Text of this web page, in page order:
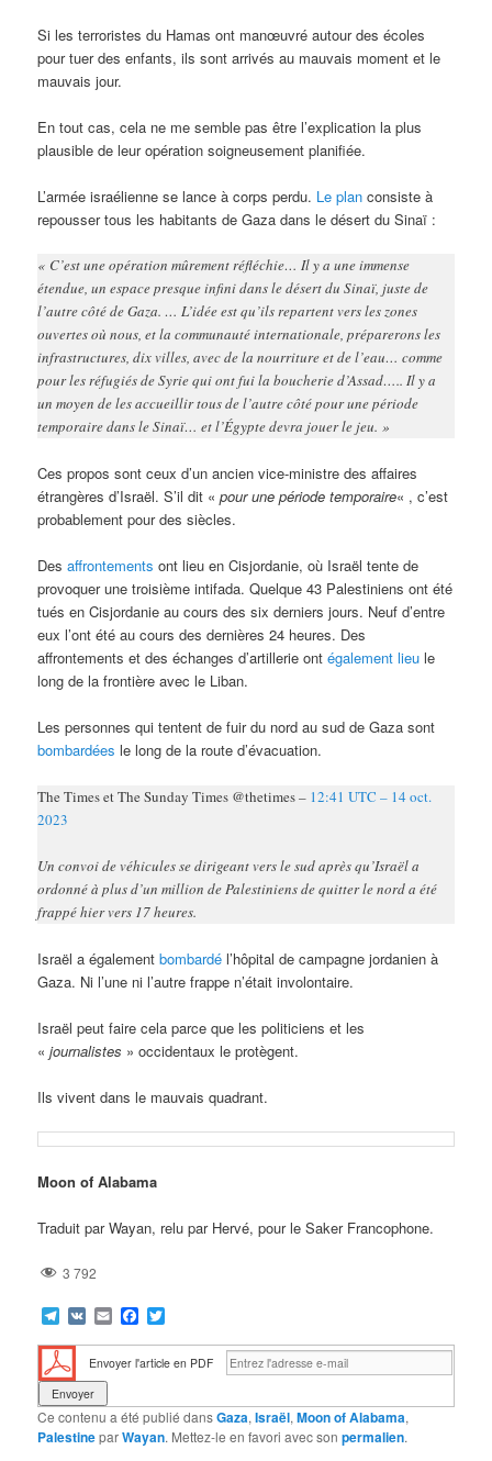
Si les terroristes du Hamas ont manœuvré autour des écoles
pour tuer des enfants, ils sont arrivés au mauvais moment et le
mauvais jour.
En tout cas, cela ne me semble pas être l’explication la plus
plausible de leur opération soigneusement planifiée.
L’armée israélienne se lance à corps perdu. Le plan consiste à
repousser tous les habitants de Gaza dans le désert du Sinaï :
« C’est une opération mûrement réfléchie… Il y a une immense
étendue, un espace presque infini dans le désert du Sinaï, juste de
l’autre côté de Gaza. … L’idée est qu’ils repartent vers les zones
ouvertes où nous, et la communauté internationale, préparerons les
infrastructures, dix villes, avec de la nourriture et de l’eau… comme
pour les réfugiés de Syrie qui ont fui la boucherie d’Assad….. Il y a
un moyen de les accueillir tous de l’autre côté pour une période
temporaire dans le Sinaï… et l’Égypte devra jouer le jeu. »
Ces propos sont ceux d’un ancien vice-ministre des affaires
étrangères d’Israël. S’il dit «pour une période temporaire« , c’est
probablement pour des siècles.
Desaffrontements ont lieu en Cisjordanie, où Israël tente de
provoquer une troisième intifada. Quelque 43 Palestiniens ont été
tués en Cisjordanie au cours des six derniers jours. Neuf d’entre
eux l’ont été au cours des dernières 24 heures. Des
affrontements et des échanges d’artillerie ontégalement lieu le
long de la frontière avec le Liban.
Les personnes qui tentent de fuir du nord au sud de Gaza sont
bombardées le long de la route d’évacuation.
The Times et The Sunday Times @thetimes – 12:41 UTC – 14 oct.
2023
Un convoi de véhicules se dirigeant vers le sud après qu’Israël a
ordonné à plus d’un million de Palestiniens de quitter le nord a été
frappé hier vers 17 heures.
Israël a égalementbombardé l’hôpital de campagne jordanien à
Gaza. Ni l’une ni l’autre frappe n’était involontaire.
Israël peut faire cela parce que les politiciens et les
«journalistes » occidentaux le protègent.
Ils vivent dans le mauvais quadrant.
Moon of Alabama
Traduit par Wayan, relu par Hervé, pour le Saker Francophone.
3 792
Telegram
VK EmailFacebook
Envoyer l'article en PDF
Ce contenu a été publié dansGaza,Israël,Moon of Alabama,
PalestineparWayan. Mettez-le en favori avec sonpermalien.